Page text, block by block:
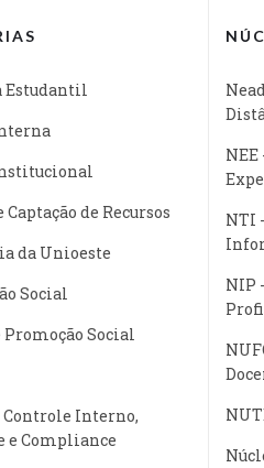
Estudantil
Captação de Recursos
da Unioeste
Social
Social
Controle Interno,
e Compliance
NEE
NTI
NIP